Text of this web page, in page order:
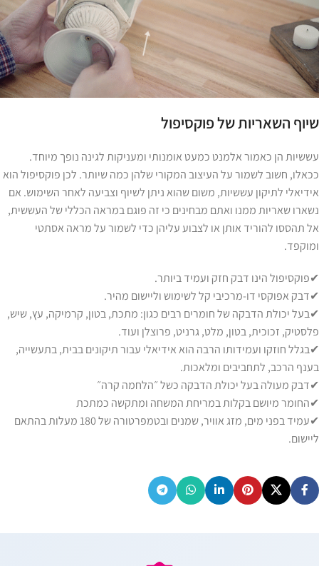
שיוף השאריות של פוקסיפול
עששיות הן כאמור אלמנט כמעט אומנותי ומעניקות לגינה נופך מיוחד.
ככאלו, חשוב לשמור על העיצוב המקורי שלהן כמה שיותר. לכן פוקסיפול הוא
אידיאלי לתיקון עששיות, משום שהוא ניתן לשיוף וצביעה לאחר השימוש. אם
נשארו שאריות ממנו ואתם מבחינים כי זה פוגם במראה הכללי של העששית,
אל תהססו להוריד אותן או לצבוע עליהן כדי לשמור על מראה אסתטי
ומוקפד.
✔פוקסיפול הינו דבק חזק ועמיד ביותר.
✔דבק אפוקסי דו-מרכיבי קל לשימוש וליישום מהיר.
✔בעל יכולת הדבקה של חומרים רבים כגון: מתכת, בטון, קרמיקה, עץ, שיש,
פלסטיק, זכוכית, בטון, מלט, גרניט, פרוצלן ועוד.
✔בגלל חוזקו ועמידותו הרבה הוא אידיאלי עבור תיקונים בבית, בתעשייה,
בענף הרכב, לתחביבים ומלאכות.
✔דבק מעולה בעל יכולת הדבקה כשל ״הלחמה קרה״
✔החומר מיושם בקלות במריחת המשחה ומתקשה כמתכת
✔
עמיד בפני מים, מזג אוויר, שמנים ובטמפרטורה של 180 מעלות בהתאם
ליישום.